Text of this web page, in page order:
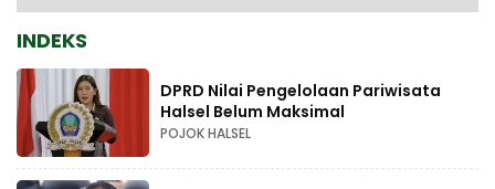
INDEKS
DPRD Nilai Pengelolaan Pariwisata
Halsel Belum Maksimal
POJOK HALSEL